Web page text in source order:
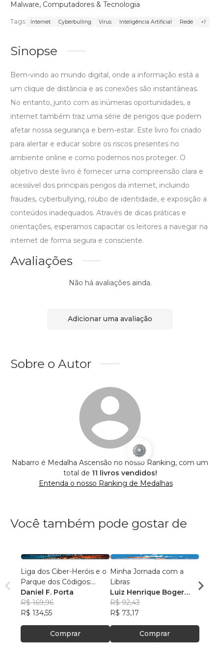
Malware, Computadores & Tecnologia
Tags: Internet Cyberbulling Virus Inteligência Artificial Rede +1
Sinopse
Bem-vindo ao mundo digital, onde a informação está a
um clique de distância e as conexões são instantâneas.
No entanto, junto com as inúmeras oportunidades, a
internet também traz uma série de perigos que podem
afetar nossa segurança e bem-estar. Este livro foi criado
para alertar e educar sobre os riscos presentes no
ambiente online e como podemos nos proteger. O
objetivo deste livro é fornecer uma compreensão clara e
acessível dos principais perigos da internet, incluindo
fraudes, cyberbullying, roubo de identidade, e exposição a
conteúdos inadequados. Através de dicas práticas e
orientações, esperamos capacitar os leitores a navegar na
internet de forma segura e consciente.
Avaliações
Não há avaliações ainda.
Adicionar uma avaliação
Sobre o Autor
Nabarro é Medalha Ascensão no nosso Ranking, com um
total de 11 livros vendidos!
Entenda o nosso Ranking de Medalhas
Você também pode gostar de
Liga dos Ciber-Heróis e o
Parque dos Códigos:
Rumo ao Desconhecido
Daniel F. Porta
R$ 169,96
R$ 134,55
Comprar
Minha Jornada com a
Libras
Luiz Henrique Boger
Wessling
R$ 92,43
R$ 73,17
Comprar
R$